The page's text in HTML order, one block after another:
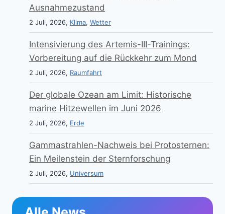
Ausnahmezustand
2 Juli, 2026, Klima, Wetter
Intensivierung des Artemis-III-Trainings:
Vorbereitung auf die Rückkehr zum Mond
2 Juli, 2026, Raumfahrt
Der globale Ozean am Limit: Historische
marine Hitzewellen im Juni 2026
2 Juli, 2026, Erde
Gammastrahlen-Nachweis bei Protosternen:
Ein Meilenstein der Sternforschung
2 Juli, 2026, Universum